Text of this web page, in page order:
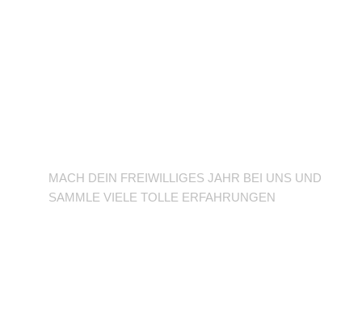
MACH DEIN FREIWILLIGES JAHR BEI UNS UND
SAMMLE VIELE TOLLE ERFAHRUNGEN